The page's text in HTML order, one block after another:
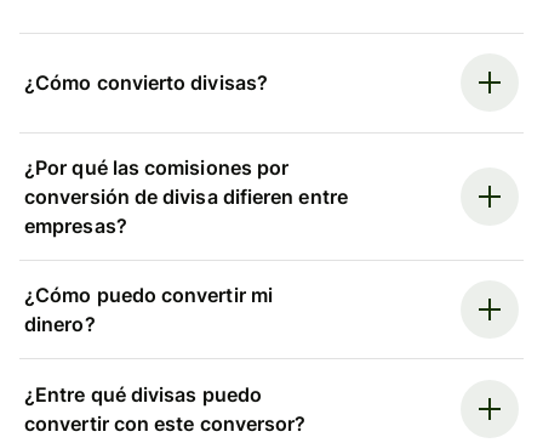
¿Cómo convierto divisas?
¿Por qué las comisiones por
conversión de divisa difieren entre
empresas?
¿Cómo puedo convertir mi
dinero?
¿Entre qué divisas puedo
convertir con este conversor?